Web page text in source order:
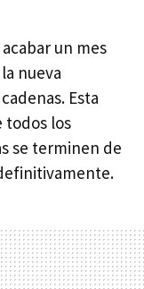
un mes
nueva
Esta
todos los
se terminen de